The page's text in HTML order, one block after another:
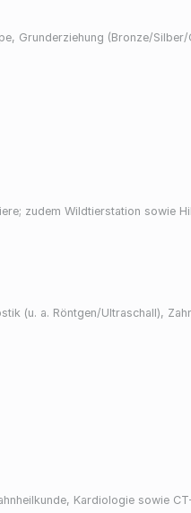
Grunderziehung (Bronze/
zudem Wildtierstation sowie
(u. a. Röntgen/Ultraschall),
Kardiologie sowie